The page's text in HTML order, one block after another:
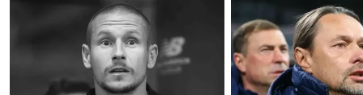
хавбека
09.08.26 21:47
Спустя
Динь